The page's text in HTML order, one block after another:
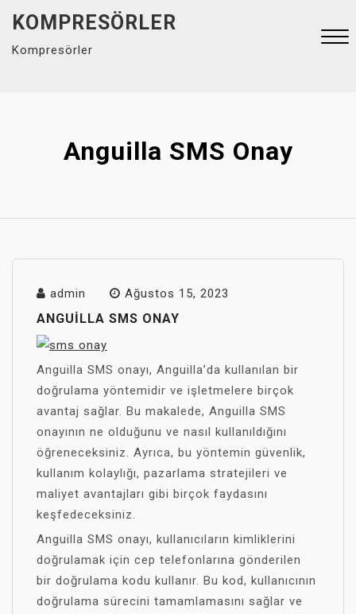
content
KOMPRESÖRLER
Kompresörler
Anguilla SMS Onay
admin Ağustos 15, 2023
ANGUILLA SMS ONAY
Anguilla SMS onayı, Anguilla’da kullanılan bir
doğrulama yöntemidir ve işletmelere birçok
avantaj sağlar. Bu makalede, Anguilla SMS
onayının ne olduğunu ve nasıl kullanıldığını
öğreneceksiniz. Ayrıca, bu yöntemin güvenlik,
kullanım kolaylığı, pazarlama stratejileri ve
maliyet avantajları gibi birçok faydasını
keşfedeceksiniz.
Anguilla SMS onayı, kullanıcıların kimliklerini
doğrulamak için cep telefonlarına gönderilen
bir doğrulama kodu kullanır. Bu kod, kullanıcının
doğrulama sürecini tamamlamasını sağlar ve